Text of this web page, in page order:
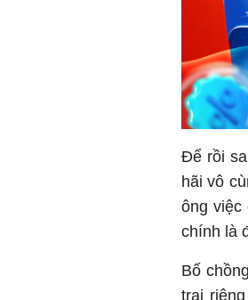
Để rồi
hãi vô
ông việc
chính là
Bố
trai